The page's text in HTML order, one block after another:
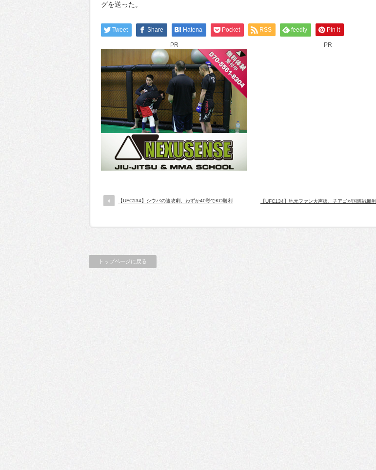
グを送った。
Tweet Share Hatena Pocket RSS feedly Pin it
PR PR
【UFC134】シウバの速攻劇。わずか40秒でKO勝利 【UFC134】地元ファン大声援、チアゴが国際戦勝利
トップページに戻る